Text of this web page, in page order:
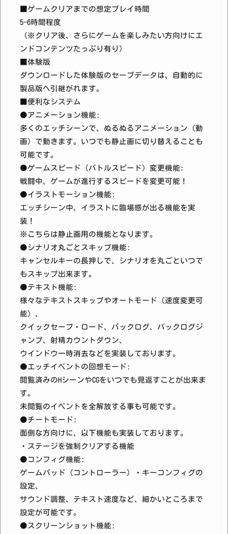
■ゲームクリアまでの想定プレイ時間
5-6時間程度
（※クリア後、さらにゲームを楽しみたい方向けにエ
ンドコンテンツたっぷり有り）
■体験版
ダウンロードした体験版のセーブデータは、自動的に
製品版へ引継がれます。
■便利なシステム
●アニメーション機能:
多くのエッチシーンで、ぬるぬるアニメーション（動
画）で動きます。いつでも静止画に切り替えることも
可能です。
●ゲームスピード（バトルスピード）変更機能:
戦闘中、ゲームが進行するスピードを変更可能！
●イラストモーション機能:
エッチシーン中、イラストに臨場感が出る機能を実
装！
※こちらは静止画用の機能となります。
●シナリオ丸ごとスキップ機能:
キャンセルキーの長押しで、シナリオを丸ごといつで
もスキップ出来ます。
●テキスト機能:
様々なテキストスキップやオートモード（速度変更可
能）、
クイックセーブ・ロード、バックログ、バックログジ
ャンプ、射精カウントダウン、
ウインドウ一時消去などを実装しております。
●エッチイベントの回想モード:
閲覧済みのHシーンやCGをいつでも見返すことが出来ま
す。
未閲覧のイベントを全解放する事も可能です。
●チートモード:
面倒な方向けに、以下機能も実装しております。
・ステージを強制クリアする機能
●コンフィグ機能:
ゲームパッド（コントローラー）・キーコンフィグの
設定、
サウンド調整、テキスト速度など、細かいところまで
設定が可能です。
●スクリーンショット機能: